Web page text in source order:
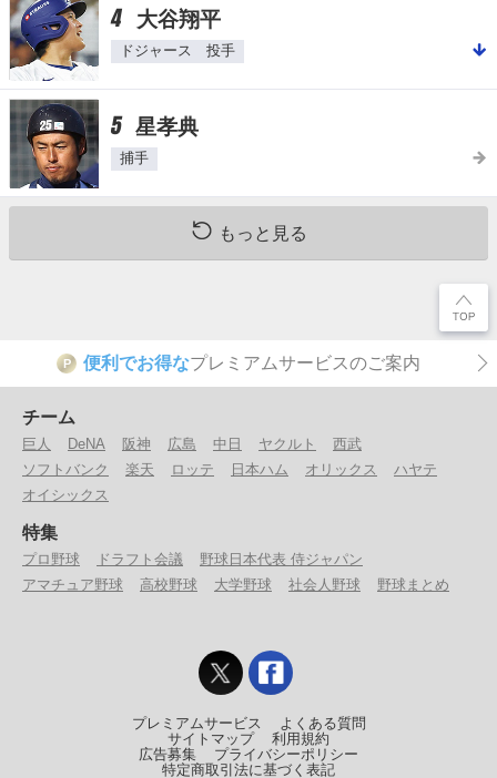
4 大谷翔平
ドジャース 投手
5 星孝典
捕手
もっと見る
P 便利でお得なプレミアムサービスのご案内
チーム
巨人 DeNA 阪神 広島 中日 ヤクルト
西武
ソフトバンク
楽天 ロッテ 日本ハム オリックス
ハヤテ
オイシックス
特集
プロ野球 ドラフト会議
野球日本代表 侍ジャパン
アマチュア野球
高校野球 大学野球 社会人野球 野球まとめ
プレミアムサービス
よくある質問
サイトマップ
利用規約
広告募集
プライバシーポリシー
特定商取引法に基づく表記